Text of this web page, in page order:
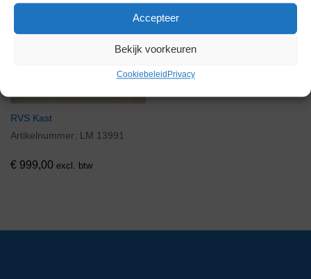
Accepteer
Bekijk voorkeuren
Cookiebeleid Privacy
RVS Kast
Artikelnummer: LM 13991
€ 999,00 excl. btw